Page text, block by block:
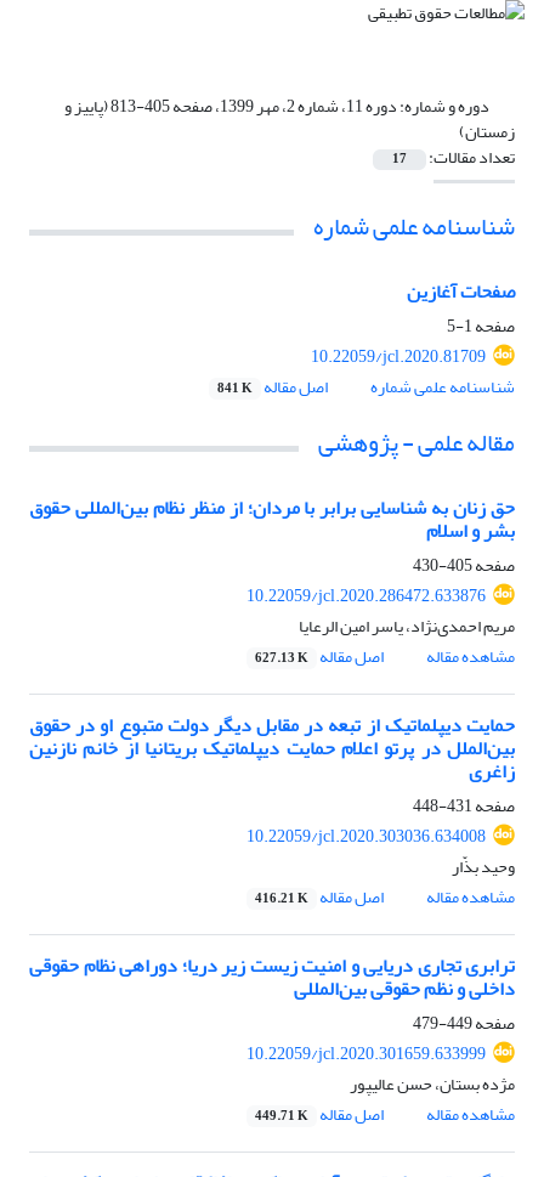
دوره و شماره: دوره 11، شماره 2، مهر 1399، صفحه 405-813 (پاییز و
زمستان)
تعداد مقالات: 17
شناسنامه علمی شماره
صفحات آغازین
صفحه1-5
10.22059/jcl.2020.81709
شناسنامه علمی شماره
اصل مقاله 841 K
مقاله علمی - پژوهشی
حق زنان به شناسایی برابر با مردان؛ از منظر نظام بین‌المللی حقوق
بشر و اسلام
صفحه405-430
10.22059/jcl.2020.286472.633876
مریم احمدی‌نژاد، یاسر امین الرعایا
مشاهده مقاله
اصل مقاله 627.13 K
حمایت دیپلماتیک از تبعه در مقابل دیگر دولت متبوع او در حقوق
بین‌الملل در پرتو اعلام حمایت دیپلماتیک بریتانیا از خانم نازنین
زاغری
صفحه431-448
10.22059/jcl.2020.303036.634008
وحید بذّار
مشاهده مقاله
اصل مقاله 416.21 K
ترابری تجاری دریایی و امنیت زیست زیر دریا؛ دوراهی نظام حقوقی
داخلی و نظم حقوقی بین‌المللی
صفحه449-479
10.22059/jcl.2020.301659.633999
مژده بستان، حسن عالیپور
مشاهده مقاله
اصل مقاله 449.71 K